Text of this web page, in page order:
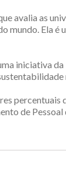
avalia as
mundo. Ela é
iniciativa
de Pessoal